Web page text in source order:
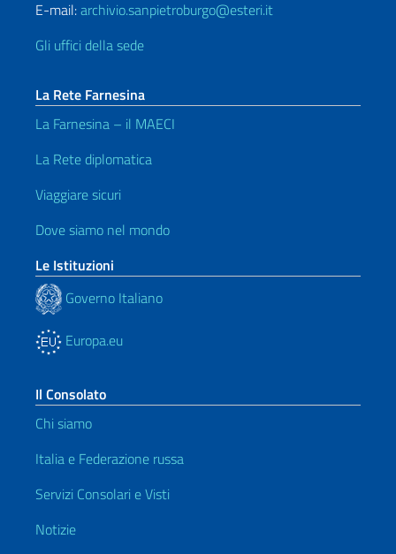
E-mail:archivio.sanpietroburgo@esteri.it
Gli uffici della sede
La Rete Farnesina
La Farnesina – il MAECI
La Rete diplomatica
Viaggiare sicuri
Dove siamo nel mondo
Le Istituzioni
Governo Italiano
Europa.eu
Il Consolato
Chi siamo
Italia e Federazione russa
Servizi Consolari e Visti
Notizie